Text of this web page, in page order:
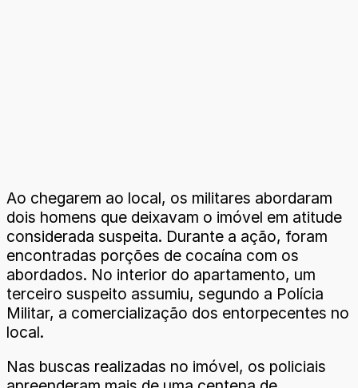
Ao chegarem ao local, os militares abordaram
dois homens que deixavam o imóvel em atitude
considerada suspeita. Durante a ação, foram
encontradas porções de cocaína com os
abordados. No interior do apartamento, um
terceiro suspeito assumiu, segundo a Polícia
Militar, a comercialização dos entorpecentes no
local.
Nas buscas realizadas no imóvel, os policiais